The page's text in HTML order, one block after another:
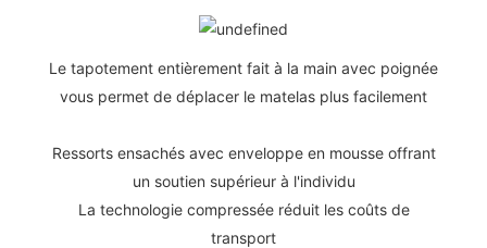
Le tapotement entièrement fait à la main avec poignée
vous permet de déplacer le matelas plus facilement
Ressorts ensachés avec enveloppe en mousse offrant
un soutien supérieur à l'individu
La technologie compressée réduit les coûts de
transport